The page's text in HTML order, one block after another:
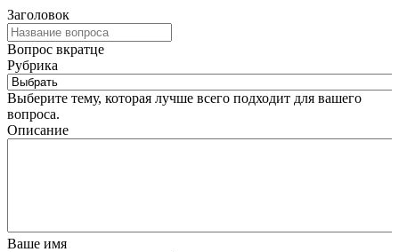
Заголовок
Вопрос вкратце
Рубрика
Выберите тему, которая лучше всего подходит для вашего
вопроса.
Описание
Ваше имя